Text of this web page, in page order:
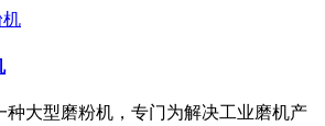
种大型磨粉机，专门为解决工业磨机产